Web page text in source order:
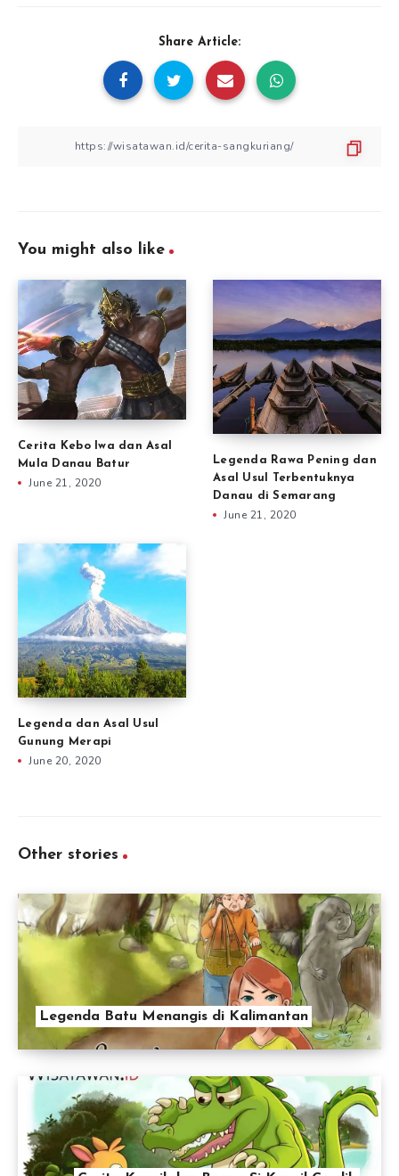
Share Article:
You might also like
Cerita Kebo Iwa dan Asal
Mula Danau Batur
June 21, 2020
Legenda Rawa Pening dan
Asal Usul Terbentuknya
Danau di Semarang
June 21, 2020
Legenda dan Asal Usul
Gunung Merapi
June 20, 2020
Other stories
Legenda Batu Menangis di Kalimantan